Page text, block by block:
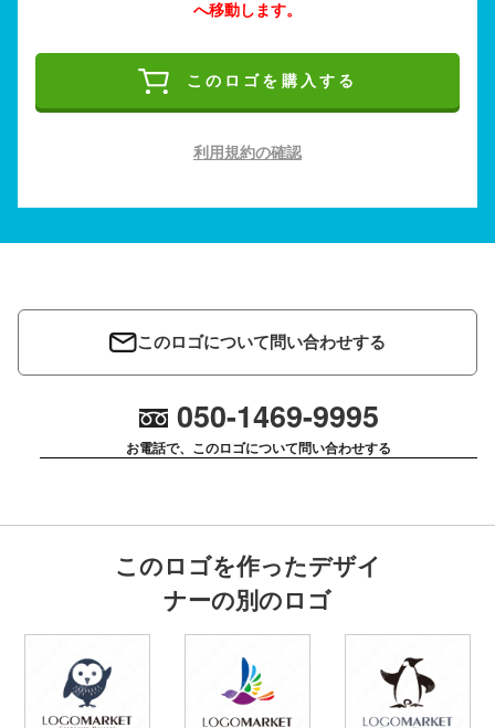
へ移動します。
このロゴを購入する
利用規約の確認
このロゴについて問い合わせする
050-1469-9995
お電話で、このロゴについて問い合わせする
このロゴを作ったデザイ
ナーの別のロゴ